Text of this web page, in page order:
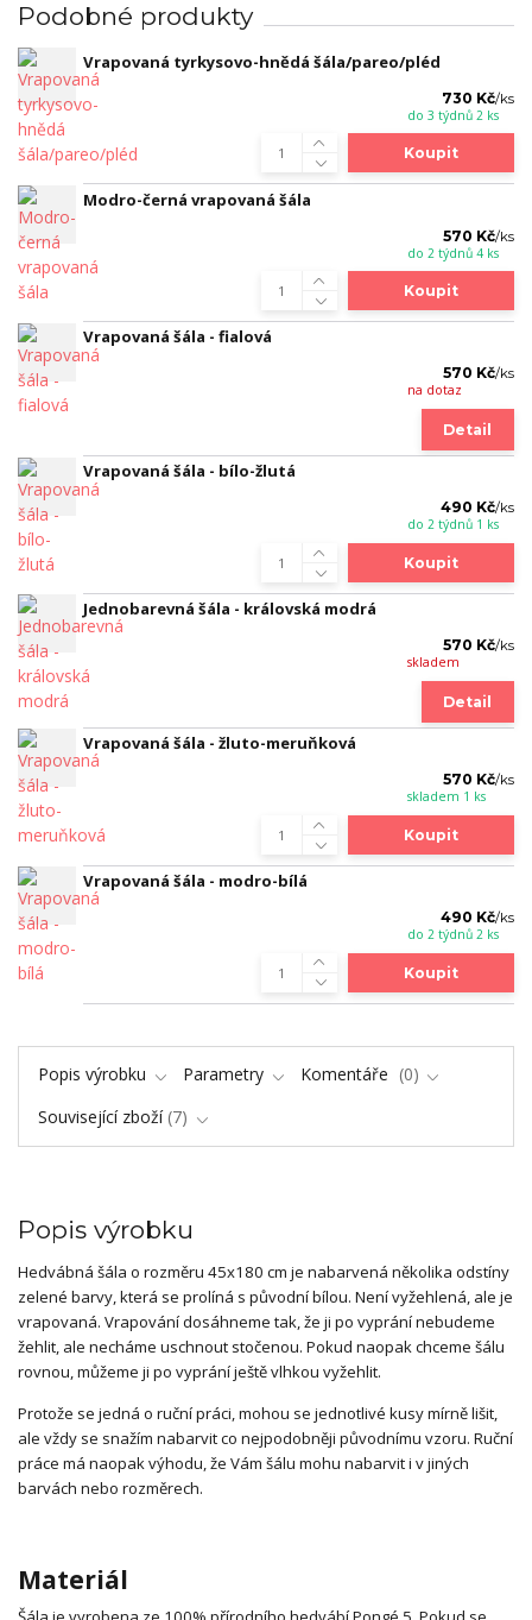
Podobné produkty
Vrapovaná tyrkysovo-hnědá šála/pareo/pléd
730 Kč/ks
do 3 týdnů 2 ks
Koupit
Modro-černá vrapovaná šála
570 Kč/ks
do 2 týdnů 4 ks
Koupit
Vrapovaná šála - fialová
570 Kč/ks
na dotaz
Detail
Vrapovaná šála - bílo-žlutá
490 Kč/ks
do 2 týdnů 1 ks
Koupit
Jednobarevná šála - královská modrá
570 Kč/ks
skladem
Detail
Vrapovaná šála - žluto-meruňková
570 Kč/ks
skladem 1 ks
Koupit
Vrapovaná šála - modro-bílá
490 Kč/ks
do 2 týdnů 2 ks
Koupit
Popis výrobku Parametry Komentáře
0
Související zboží 7
Popis výrobku
Hedvábná šála o rozměru 45x180 cm je nabarvená několika odstíny
zelené barvy, která se prolíná s původní bílou. Není vyžehlená, ale je
vrapovaná. Vrapování dosáhneme tak, že ji po vyprání nebudeme
žehlit, ale necháme uschnout stočenou. Pokud naopak chceme šálu
rovnou, můžeme ji po vyprání ještě vlhkou vyžehlit.
Protože se jedná o ruční práci, mohou se jednotlivé kusy mírně lišit,
ale vždy se snažím nabarvit co nejpodobněji původnímu vzoru. Ruční
práce má naopak výhodu, že Vám šálu mohu nabarvit i v jiných
barvách nebo rozměrech.
Materiál